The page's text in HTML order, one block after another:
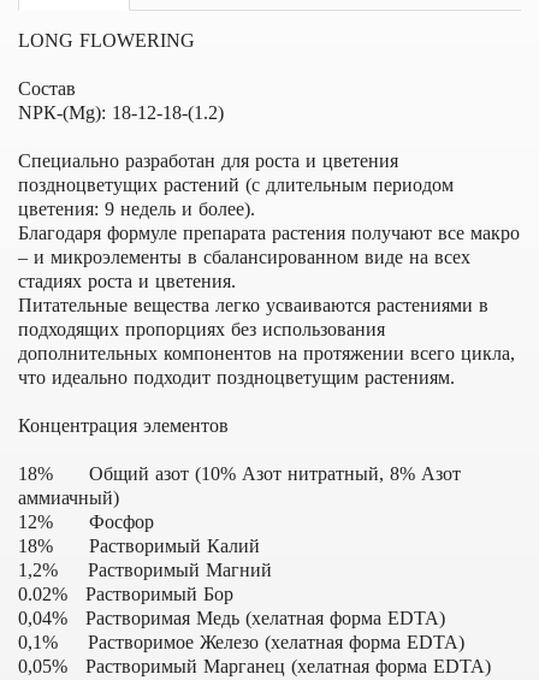
LONG FLOWERING
Состав
NРК-(Mg): 18-12-18-(1.2)
Специально разработан для роста и цветения
поздноцветущих растений (с длительным периодом
цветения: 9 недель и более).
Благодаря формуле препарата растения получают все макро
– и микроэлементы в сбалансированном виде на всех
стадиях роста и цветения.
Питательные вещества легко усваиваются растениями в
подходящих пропорциях без использования
дополнительных компонентов на протяжении всего цикла,
что идеально подходит поздноцветущим растениям.
Концентрация элементов
18% Общий азот (10% Азот нитратный, 8% Азот
аммиачный)
12% Фосфор
18% Растворимый Калий
1,2% Растворимый Магний
0.02% Растворимый Бор
0,04% Растворимая Медь (хелатная форма EDTA)
0,1% Растворимое Железо (хелатная форма EDTA)
0,05% Растворимый Марганец (хелатная форма EDTA)